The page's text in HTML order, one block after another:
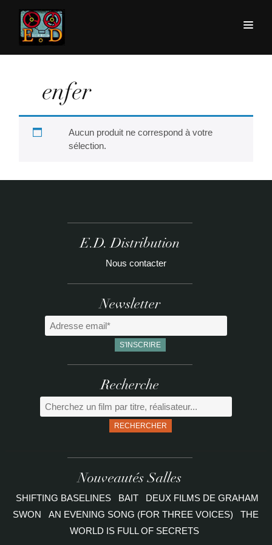
enfer
Aucun produit ne correspond à votre
sélection.
E.D. Distribution
Nous contacter
Newsletter
Recherche
RECHERCHER
Nouveautés Salles
SHIFTING BASELINES BAIT
DEUX FILMS DE GRAHAM
SWON
AN EVENING SONG (FOR THREE VOICES)
THE
WORLD IS FULL OF SECRETS